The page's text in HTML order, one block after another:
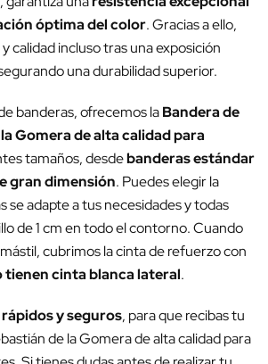
óptima del color. Gracias a ello,
calidad incluso tras una exposición
una durabilidad superior.
banderas, ofrecemos laBandera de
Gomera de alta calidad para
tamaños, desdebanderas estándar
gran dimensión. Puedes elegir la
se adapte a tus necesidades y todas
de 1 cm en todo el contorno. Cuando
cubrimos la cinta de refuerzo con
tienen cinta blanca lateral.
y seguros, para que recibas tu
de la Gomera de alta calidad para